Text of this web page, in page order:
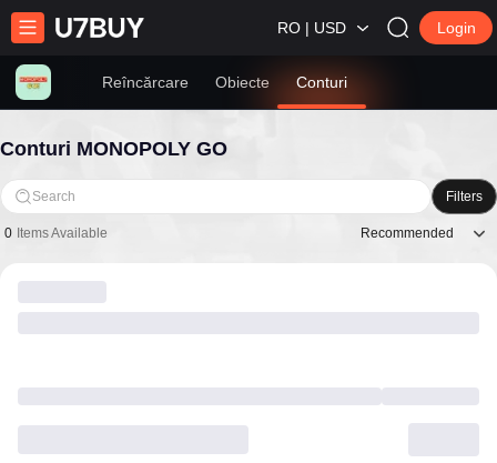
RO | USD Login
Reîncărcare Obiecte Conturi
Conturi MONOPOLY GO
Search Filters
0 Items Available Recommended